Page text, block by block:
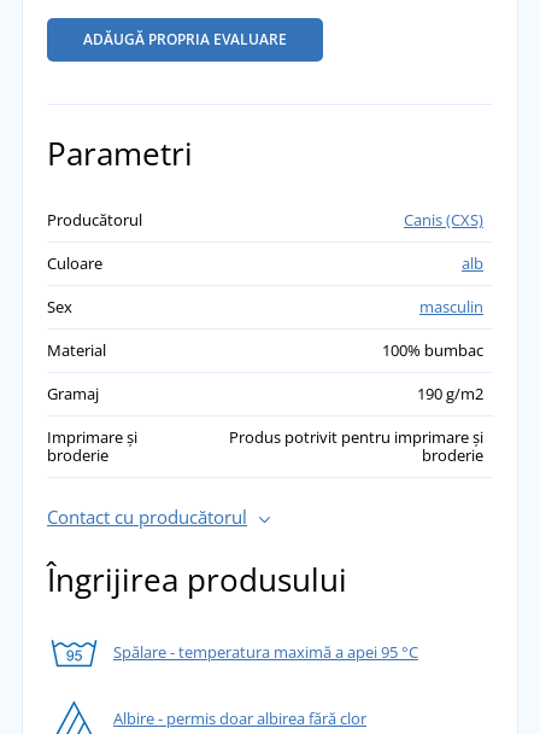
ADĂUGĂ PROPRIA EVALUARE
Parametri
Producătorul
Canis (CXS)
Culoare
alb
Sex
masculin
Material
100% bumbac
Gramaj
190 g/m2
Imprimare și
broderie
Produs potrivit pentru imprimare și
broderie
Contact cu producătorul
Îngrijirea produsului
Spălare - temperatura maximă a apei 95 °C
Albire - permis doar albirea fără clor